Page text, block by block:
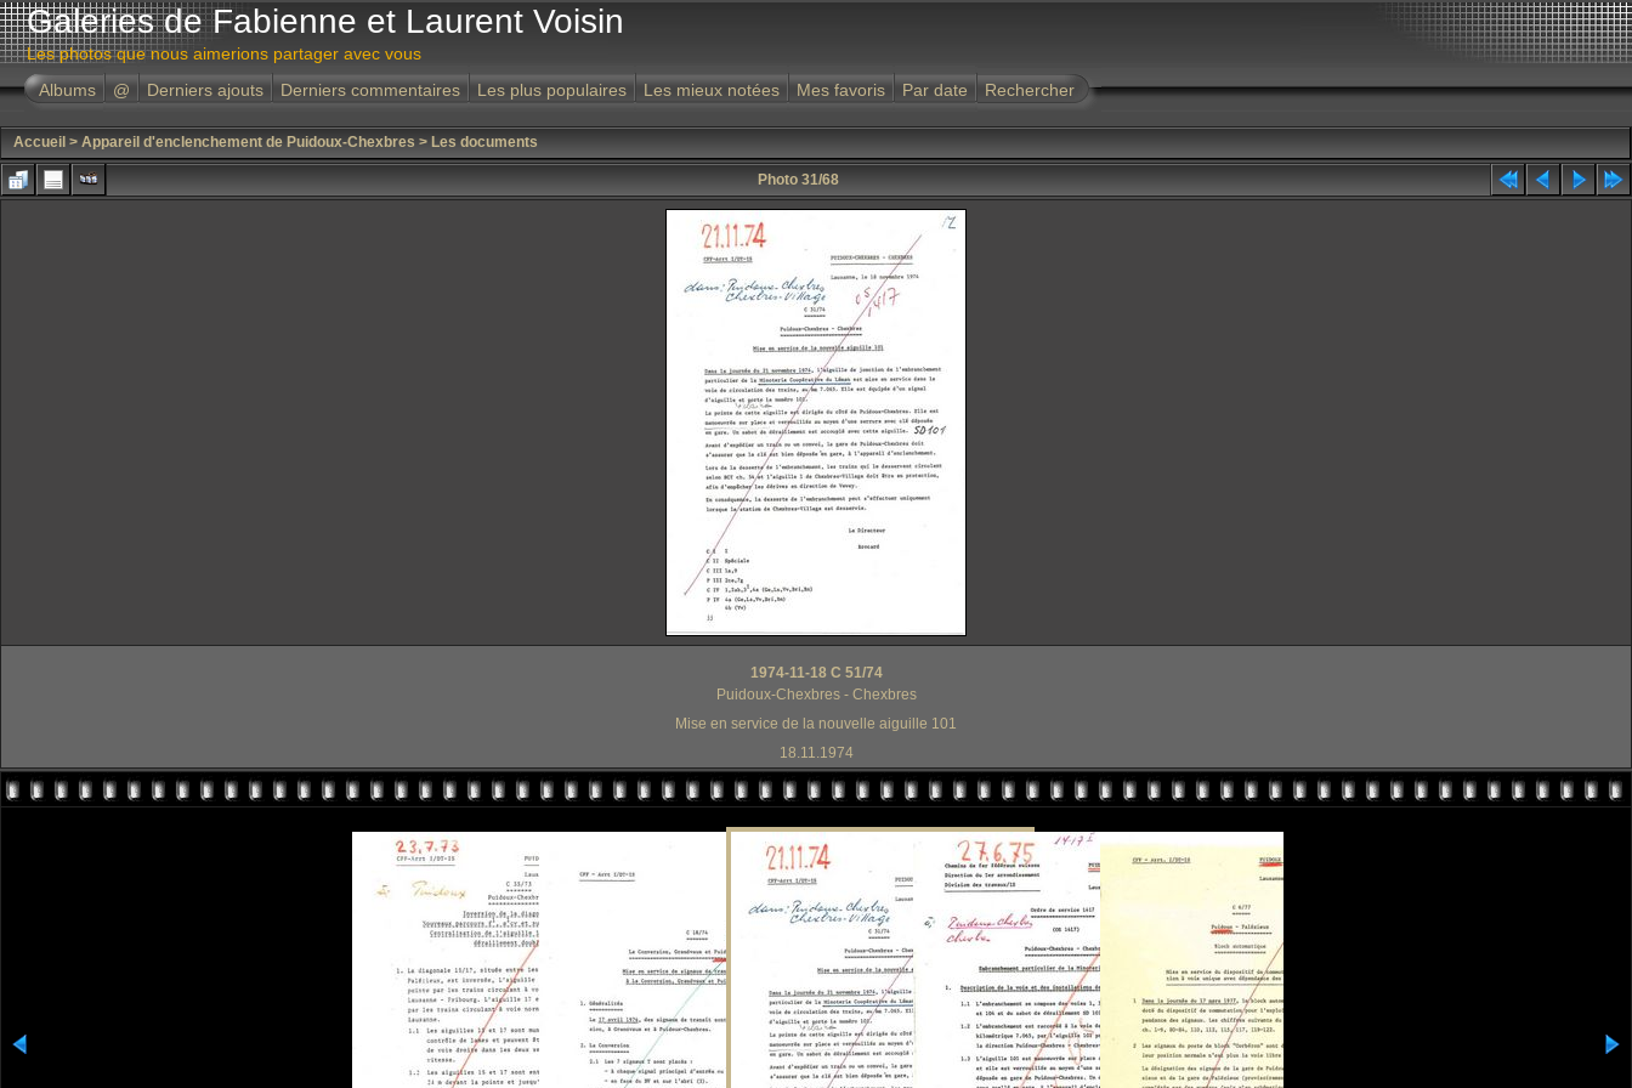
Galeries de Fabienne et Laurent Voisin
Les photos que nous aimerions partager avec vous
Albums
@ Derniers ajouts Derniers commentaires Les plus populaires Les mieux notées Mes favoris Par date Rechercher
Accueil > Appareil d'enclenchement de Puidoux-Chexbres > Les documents
Photo 31/68
1974-11-18 C 51/74
Puidoux-Chexbres - Chexbres
Mise en service de la nouvelle aiguille 101
18.11.1974